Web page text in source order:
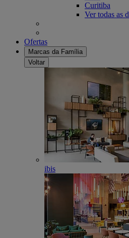
Curitiba
Ver todas as
Ofertas
Marcas da Família
Voltar
ibis